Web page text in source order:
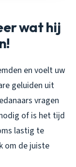
wat hij
en voelt uw
geluiden uit
vragen
of is het tijd
lastig te
om de juiste